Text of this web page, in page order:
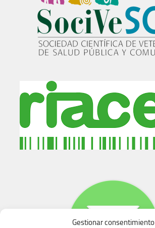
Gestionar consentimiento